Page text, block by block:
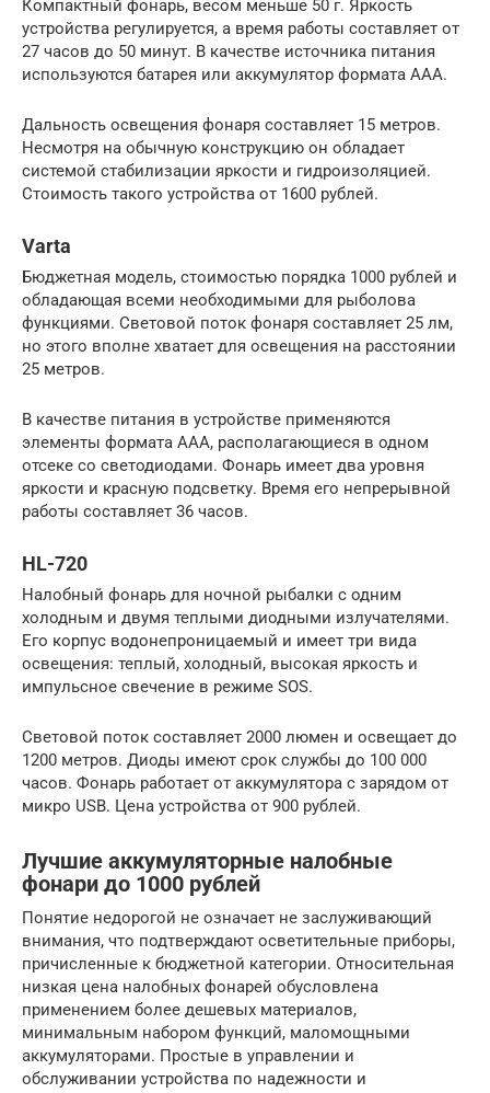
Компактный фонарь, весом меньше 50 г. Яркость
устройства регулируется, а время работы составляет от
27 часов до 50 минут. В качестве источника питания
используются батарея или аккумулятор формата ААА.
Дальность освещения фонаря составляет 15 метров.
Несмотря на обычную конструкцию он обладает
системой стабилизации яркости и гидроизоляцией.
Стоимость такого устройства от 1600 рублей.
Varta
Бюджетная модель, стоимостью порядка 1000 рублей и
обладающая всеми необходимыми для рыболова
функциями. Световой поток фонаря составляет 25 лм,
но этого вполне хватает для освещения на расстоянии
25 метров.
В качестве питания в устройстве применяются
элементы формата ААА, располагающиеся в одном
отсеке со светодиодами. Фонарь имеет два уровня
яркости и красную подсветку. Время его непрерывной
работы составляет 36 часов.
HL-720
Налобный фонарь для ночной рыбалки с одним
холодным и двумя теплыми диодными излучателями.
Его корпус водонепроницаемый и имеет три вида
освещения: теплый, холодный, высокая яркость и
импульсное свечение в режиме SOS.
Световой поток составляет 2000 люмен и освещает до
1200 метров. Диоды имеют срок службы до 100 000
часов. Фонарь работает от аккумулятора с зарядом от
микро USB. Цена устройства от 900 рублей.
Лучшие аккумуляторные налобные
фонари до 1000 рублей
Понятие недорогой не означает не заслуживающий
внимания, что подтверждают осветительные приборы,
причисленные к бюджетной категории. Относительная
низкая цена налобных фонарей обусловлена
применением более дешевых материалов,
минимальным набором функций, маломощными
аккумуляторами. Простые в управлении и
обслуживании устройства по надежности и